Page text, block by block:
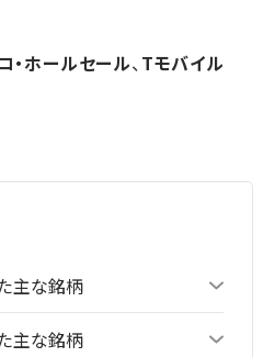
・ホールセール、Tモバイル
主な銘柄
主な銘柄